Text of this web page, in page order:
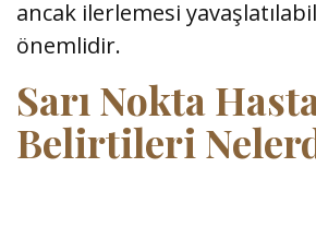
ancak ilerlemesi
önemlidir.
Sarı Nokta
Belirtileri